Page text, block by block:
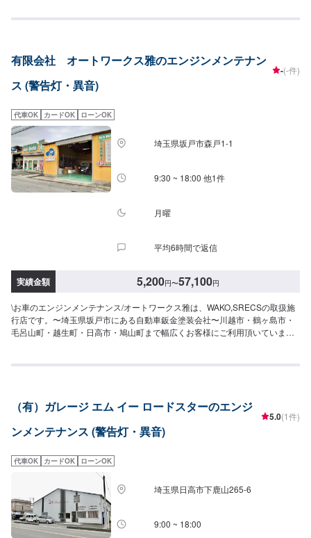
満足な仕上がりを常にご提供できるよう研鑽努力し、安心運転のための整
広く支えてまいります。オイル交換や車検、タイヤ交換などの基本的な車の
メンテナンスも承っておりますのでお困りの際はお気軽にご相談ください！
有限会社 オートワークス雅のエンジンメンテナン
ス (警告灯・異音)
-(-件)
代車OK カードOK ローンOK
埼玉県坂戸市森戸1-1
9:30 ~ 18:00 他1件
月曜
平均6時間で返信
実績金額 5,200円〜57,100円
\お車のエンジンメンテナンス/オートワークス雅は、WAKO,SRECSの取扱施
行店です。〜埼玉県坂戸市にある自動車鈑金塗装会社〜川越市・鶴ヶ島市・
毛呂山町・越生町・日高市・鳩山町まで幅広くお客様にご利用頂いていま
報収集・分析による製品開発により高品質・高性能を徹底管理しているカー
ス・カーボン・デポジットを短時間で除去します。施行後は、有害排出ガス
の低減・燃費改善・始動性向上・パワー回復・アイドリング安定などの効果
があります。-----------------------------------------------------------埼玉県坂戸市にある
す。当社は国からの認可を受けた認証工場となっておりますのでキズやヘコ
ミから、自走不能な事故車・車検・点検・ドレスアップ・保険までお車の事
であればなんでも当社におまかせ下さい。各保険会社の指定工場にもなって
おりますので保険修理もお待ちしております。
（有）ガレージ エム イー ロードスターのエンジ
ンメンテナンス (警告灯・異音)
5.0(1件)
代車OK カードOK ローンOK
埼玉県日高市下鹿山265-6
9:00 ~ 18:00